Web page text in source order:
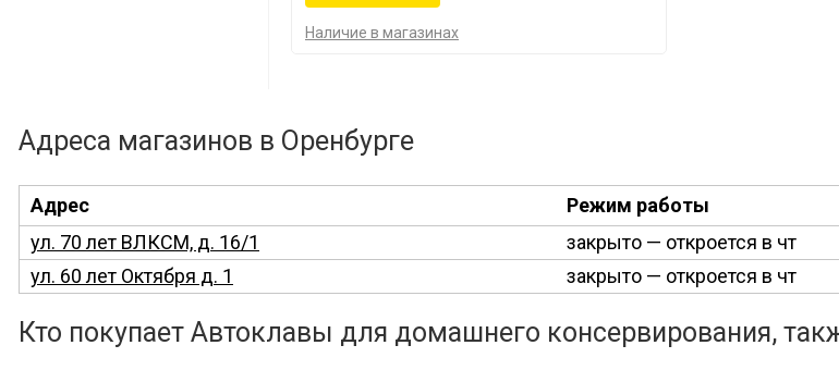
Наличие в магазинах
Адреса магазинов в Оренбурге
Адрес Режим работы
ул. 70 лет ВЛКСМ, д. 16/1
закрыто — откроется в чт
ул. 60 лет Октября д. 1
закрыто — откроется в чт
Кто покупает Автоклавы для домашнего консервирования,